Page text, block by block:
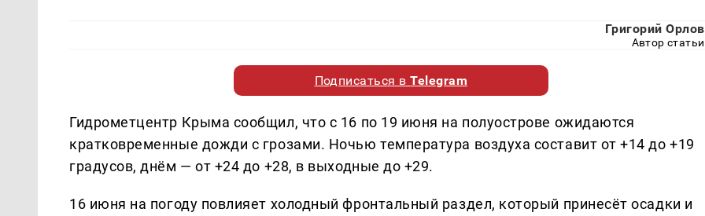
Григорий Орлов
Автор статьи
Подписаться вTelegram
Гидрометцентр Крыма сообщил, что с 16 по 19 июня на полуострове ожидаются
кратковременные дожди с грозами. Ночью температура воздуха составит от +14 до +19
градусов, днём — от +24 до +28, в выходные до +29.
16 июня на погоду повлияет холодный фронтальный раздел, который принесёт осадки и